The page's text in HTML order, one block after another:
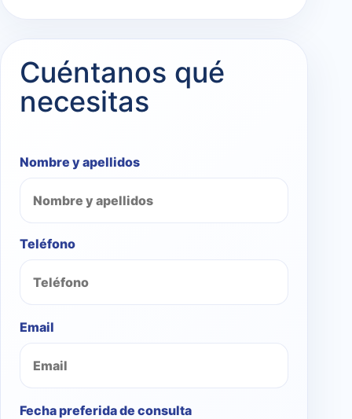
Cuéntanos qué
necesitas
Nombre y apellidos
Teléfono
Email
Fecha preferida de consulta